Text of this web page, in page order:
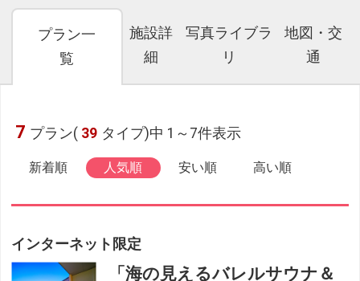
プラン一
覧
施設詳
細
写真ライブラ
リ
地図・交
通
7 プラン( 39 タイプ)中 1～7件表示
新着順 人気順 安い順 高い順
インターネット限定
「海の見えるバレルサウナ＆